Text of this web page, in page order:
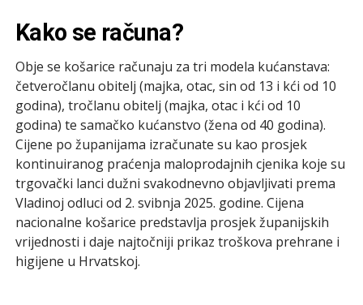
Kako se računa?
Obje se košarice računaju za tri modela kućanstava:
četveročlanu obitelj (majka, otac, sin od 13 i kći od 10
godina), tročlanu obitelj (majka, otac i kći od 10
godina) te samačko kućanstvo (žena od 40 godina).
Cijene po županijama izračunate su kao prosjek
kontinuiranog praćenja maloprodajnih cjenika koje su
trgovački lanci dužni svakodnevno objavljivati prema
Vladinoj odluci od 2. svibnja 2025. godine. Cijena
nacionalne košarice predstavlja prosjek županijskih
vrijednosti i daje najtočniji prikaz troškova prehrane i
higijene u Hrvatskoj.